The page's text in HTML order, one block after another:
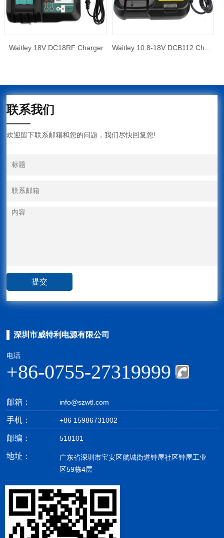
Waitley 18V DC18RF Charger
联系我们
欢迎留下联系邮箱和您的问题，我们尽快回复您!
深圳市威特利电源有限公司
电话
+86-0755-27319999
邮箱： info@szwtl.com
手机： +86 15986731002
邮编： 518101
地址：
广东省深圳市宝安区航城街道钟屋社区钟屋工业
区59栋4层